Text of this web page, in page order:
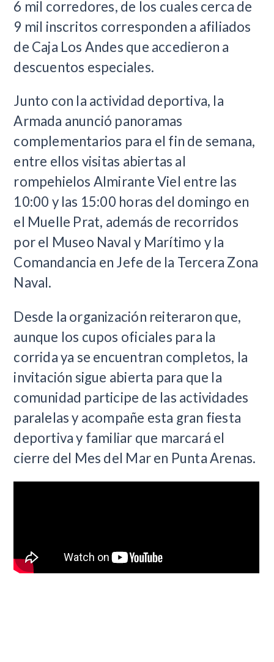
6 mil corredores, de los cuales cerca de
9 mil inscritos corresponden a afiliados
de Caja Los Andes que accedieron a
descuentos especiales.
Junto con la actividad deportiva, la
Armada anunció panoramas
complementarios para el fin de semana,
entre ellos visitas abiertas al
rompehielos Almirante Viel entre las
10:00 y las 15:00 horas del domingo en
el Muelle Prat, además de recorridos
por el Museo Naval y Marítimo y la
Comandancia en Jefe de la Tercera Zona
Naval.
Desde la organización reiteraron que,
aunque los cupos oficiales para la
corrida ya se encuentran completos, la
invitación sigue abierta para que la
comunidad participe de las actividades
paralelas y acompañe esta gran fiesta
deportiva y familiar que marcará el
cierre del Mes del Mar en Punta Arenas.